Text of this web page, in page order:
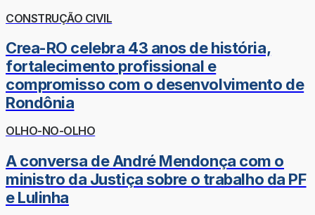
CONSTRUÇÃO CIVIL
Crea-RO celebra 43 anos de história,
fortalecimento profissional e
compromisso com o desenvolvimento de
Rondônia
OLHO-NO-OLHO
A conversa de André Mendonça com o
ministro da Justiça sobre o trabalho da PF
e Lulinha